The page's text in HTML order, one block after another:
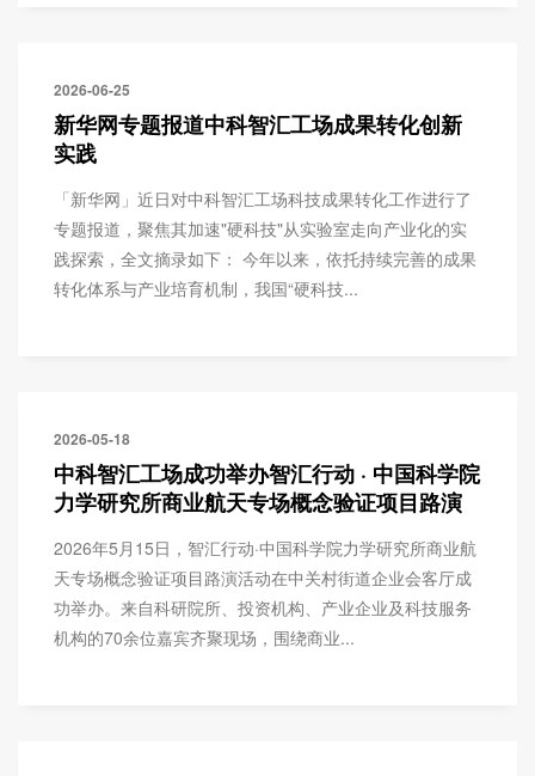
2026-06-25
新华网专题报道中科智汇工场成果转化创新
实践
「新华网」近日对中科智汇工场科技成果转化工作进行了
专题报道，聚焦其加速"硬科技"从实验室走向产业化的实
践探索，全文摘录如下： 今年以来，依托持续完善的成果
转化体系与产业培育机制，我国“硬科技...
2026-05-18
中科智汇工场成功举办智汇行动 · 中国科学院
力学研究所商业航天专场概念验证项目路演
2026年5月15日，智汇行动·中国科学院力学研究所商业航
天专场概念验证项目路演活动在中关村街道企业会客厅成
功举办。来自科研院所、投资机构、产业企业及科技服务
机构的70余位嘉宾齐聚现场，围绕商业...